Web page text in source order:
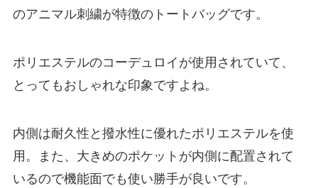
のアニマル刺繍が特徴のトートバッグです。
ポリエステルのコーデュロイが使用されていて、
とってもおしゃれな印象ですよね。
内側は耐久性と撥水性に優れたポリエステルを使
用。また、大きめのポケットが内側に配置されて
いるので機能面でも使い勝手が良いです。